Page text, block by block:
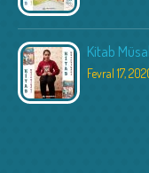
Kitab
Fevral 17,